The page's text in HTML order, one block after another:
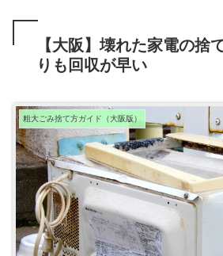
【大阪】壊れた家電の捨
りも回収が早い
粗大ごみ捨て方ガイド（大阪版）